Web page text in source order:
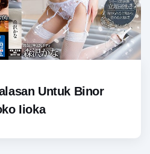
Untuk Binor
Iioka